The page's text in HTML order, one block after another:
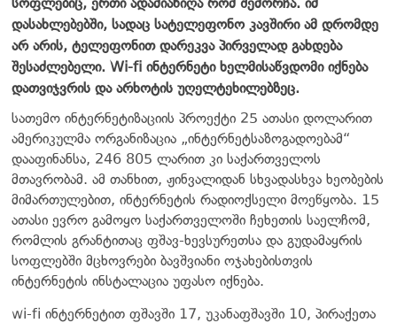
დასახლებებში, სადაც სატელეფონო კავშირი ამ დრომდე
არ არის, ტელეფონით დარეკვა პირველად გახდება
შესაძლებელი. Wi-fi ინტერნეტი ხელმისაწვდომი იქნება
დათვიჯვრის და არხოტის უღელტეხილებზეც.
სათემო ინტერნეტიზაციის პროექტი 25 ათასი დოლარით
ამერიკულმა ორგანიზაცია „ინტერნეტსაზოგადოებამ“
დააფინანსა, 246 805 ლარით კი საქართველოს
მთავრობამ. ამ თანხით, ჟინვალიდან სხვადასხვა ხეობების
მიმართულებით, ინტერნეტის რადიოქსელი მოეწყობა. 15
ათასი ევრო გამოყო საქართველოში ჩეხეთის საელჩომ,
რომლის გრანტითაც ფშავ-ხევსურეთსა და გუდამაყრის
სოფლებში მცხოვრები ბავშვიანი ოჯახებისთვის
ინტერნეტის ინსტალაცია უფასო იქნება.
wi-fi ინტერნეტით ფშავში 17, უკანაფშავში 10, პირაქეთა